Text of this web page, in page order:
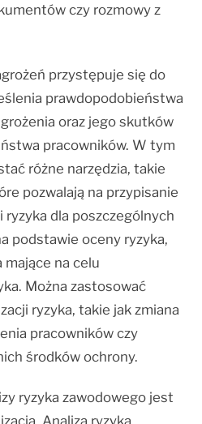
czy rozmowy z
przystępuje się do
prawdopodobieństwa
oraz jego skutków
pracowników. W tym
różne narzędzia, takie
pozwalają na przypisanie
dla poszczególnych
podstawie oceny ryzyka,
mające na celu
Można zastosować
ryzyka, takie jak zmiana
pracowników czy
środków ochrony.
ryzyka zawodowego jest